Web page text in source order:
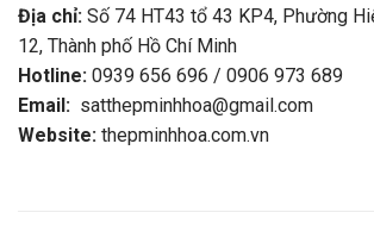
Địa chỉ: Số 74 HT43 tổ 43 KP4, Phường
12, Thành phố Hồ Chí Minh
Hotline: 0939 656 696 / 0906 973 689
Email: satthepminhhoa@gmail.com
Website: thepminhhoa.com.vn